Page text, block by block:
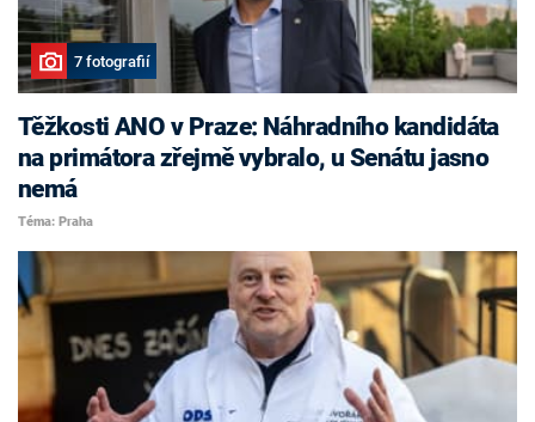
7 fotografií
Těžkosti ANO v Praze: Náhradního kandidáta
na primátora zřejmě vybralo, u Senátu jasno
nemá
Téma: Praha